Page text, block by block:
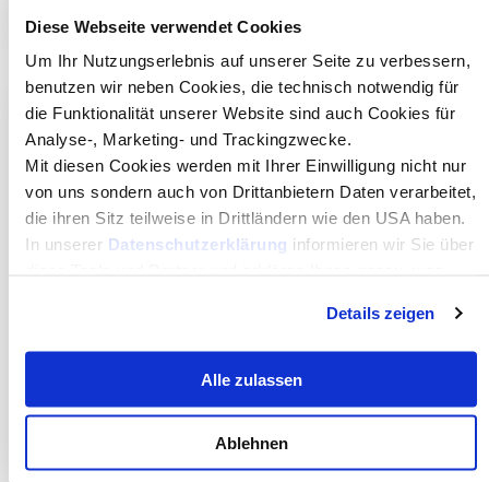
Diese Webseite verwendet Cookies
Um Ihr Nutzungserlebnis auf unserer Seite zu verbessern,
benutzen wir neben Cookies, die technisch notwendig für
die Funktionalität unserer Website sind auch Cookies für
Analyse-, Marketing- und Trackingzwecke.
Mit diesen Cookies werden mit Ihrer Einwilligung nicht nur
von uns sondern auch von Drittanbietern Daten verarbeitet,
die ihren Sitz teilweise in Drittländern wie den USA haben.
In unserer Datenschutzerklärung informieren wir Sie über
Details zeigen
Alle zulassen
Ablehnen
©MCI/Aaron Heimerl
Innovative Ideen für das Sozial- und Gesundheitswesen
Mehr dazu